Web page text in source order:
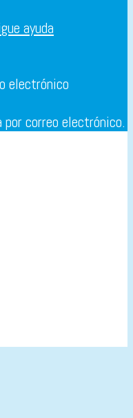
ayuda
electrónico
por correo electrónico.